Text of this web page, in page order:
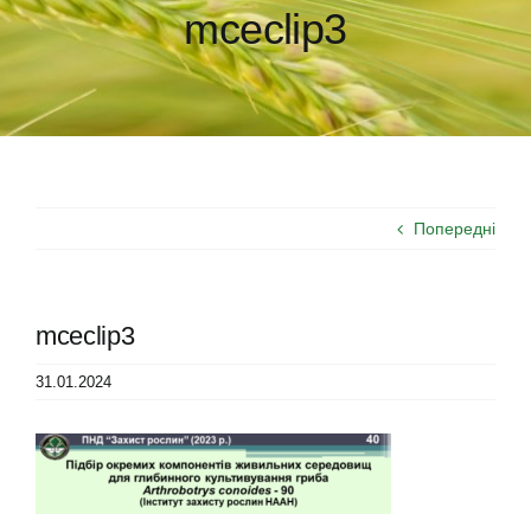
mceclip3
Попередні
mceclip3
31.01.2024